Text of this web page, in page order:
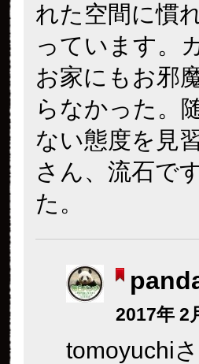
れた空間に慣
っています。
お家にもお邪
らなかった。
ない態度を見
さん、流石で
た。
2017年 2
tomoyuchi